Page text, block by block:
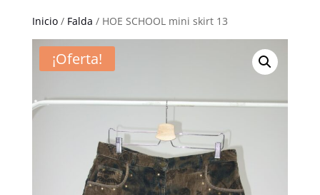
Inicio/ Falda / HOE SCHOOL mini skirt 13
¡Oferta!